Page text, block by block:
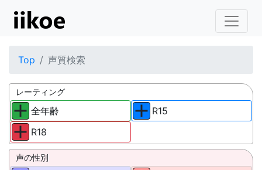
Top 声質検索
レーティング
全年齢
R18
R15
声の性別